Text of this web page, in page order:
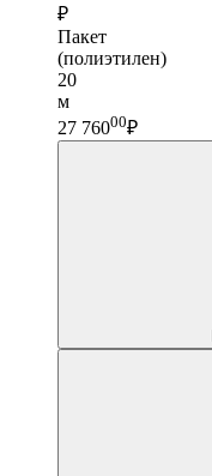
₽
Пакет
(полиэтилен)
20
м
27 76000₽